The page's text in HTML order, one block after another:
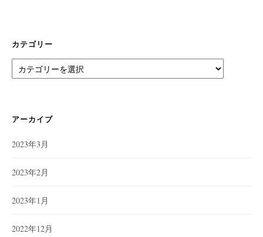
カテゴリー
テ
ー
アーカイブ
2023年3月
2023年2月
2023年1月
2022年12月